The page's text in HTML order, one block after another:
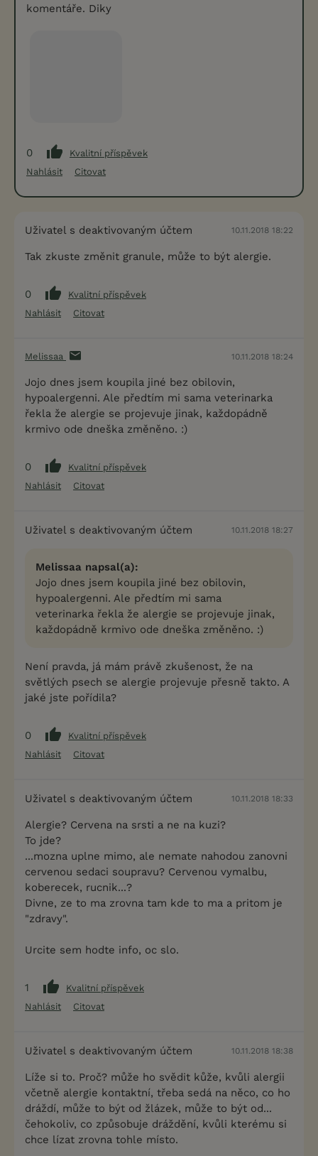
komentáře. Diky
0
Kvalitní příspěvek
Nahlásit
Citovat
Uživatel s deaktivovaným účtem 10.11.2018 18:22
Tak zkuste změnit granule, může to být alergie.
0
Kvalitní příspěvek
Nahlásit
Citovat
Melissaa 10.11.2018 18:24
Jojo dnes jsem koupila jiné bez obilovin,
hypoalergenni. Ale předtím mi sama veterinarka
řekla že alergie se projevuje jinak, každopádně
krmivo ode dneška změněno. :)
0
Kvalitní příspěvek
Nahlásit
Citovat
Uživatel s deaktivovaným účtem 10.11.2018 18:27
Melissaa napsal(a):
Jojo dnes jsem koupila jiné bez obilovin,
hypoalergenni. Ale předtím mi sama
veterinarka řekla že alergie se projevuje jinak,
každopádně krmivo ode dneška změněno. :)
Není pravda, já mám právě zkušenost, že na
světlých psech se alergie projevuje přesně takto. A
jaké jste pořídila?
0
Kvalitní příspěvek
Nahlásit
Citovat
Uživatel s deaktivovaným účtem 10.11.2018 18:33
Alergie? Cervena na srsti a ne na kuzi?
To jde?
...mozna uplne mimo, ale nemate nahodou zanovni
cervenou sedaci soupravu? Cervenou vymalbu,
koberecek, rucnik...?
Divne, ze to ma zrovna tam kde to ma a pritom je
"zdravy".
Urcite sem hodte info, oc slo.
1
Kvalitní příspěvek
Nahlásit
Citovat
Uživatel s deaktivovaným účtem 10.11.2018 18:38
Líže si to. Proč? může ho svědit kůže, kvůli alergii
včetně alergie kontaktní, třeba sedá na něco, co ho
dráždí, může to být od žlázek, může to být od...
čehokoliv, co způsobuje dráždění, kvůli kterému si
chce lízat zrovna tohle místo.